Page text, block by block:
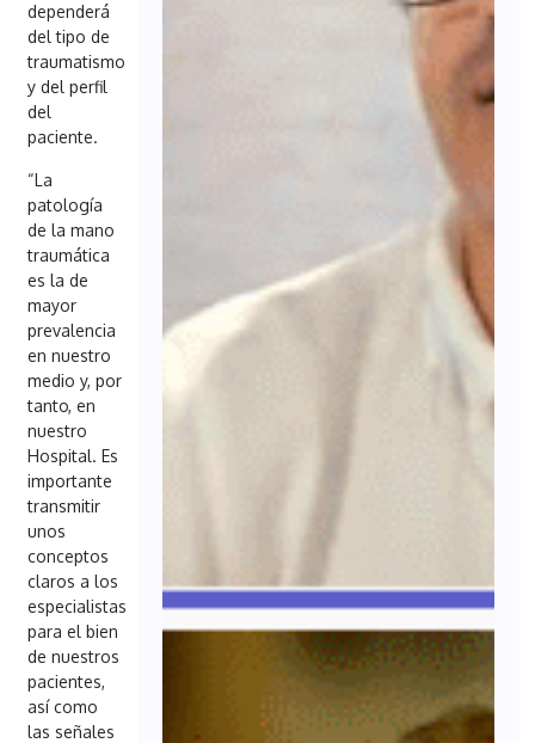
dependerá
del tipo de
traumatismo
y del perfil
del
paciente.
“La
patología
de la mano
traumática
es la de
mayor
prevalencia
en nuestro
medio y, por
tanto, en
nuestro
Hospital. Es
importante
transmitir
unos
conceptos
claros a los
especialistas
para el bien
de nuestros
pacientes,
así como
las señales